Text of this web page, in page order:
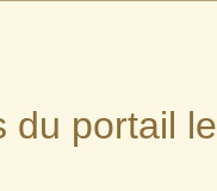
du portail